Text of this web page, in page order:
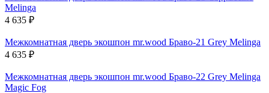
Melinga
4 635 ₽
Межкомнатная дверь экошпон mr.wood Браво-21 Grey Melinga
4 635 ₽
Межкомнатная дверь экошпон mr.wood Браво-22 Grey Melinga
Magic Fog